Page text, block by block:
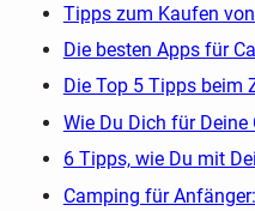
Tipps zum Kaufen
Die besten Apps für
Die Top 5 Tipps beim
Wie Du Dich für
6 Tipps, wie Du mit
Camping für